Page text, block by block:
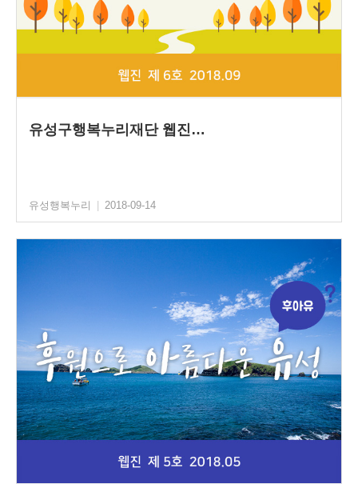
유성구행복누리재단 웹진…
유성행복누리 2018-09-14